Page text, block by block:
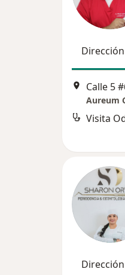
Dirección
Calle 5
Aureum
Visita
Dirección